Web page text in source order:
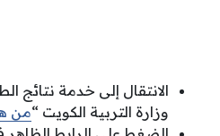
الانتقال إلى خدمة نتائج
وزارة التربية الكويت “من